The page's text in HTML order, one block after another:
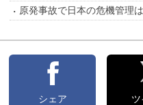
原発事故で日本の危機管理
シェア ツ